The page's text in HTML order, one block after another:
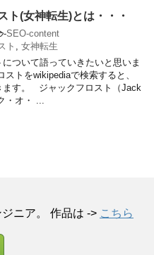
ト(女神転生)とは・・・
-SEO-content
ト
女神転生
ついて語っていきたいと思いま
ストをwikipediaで検索すると、
ます。 ジャックフロスト（Jack
オ・ ...
ニア。 作品は -> こちら